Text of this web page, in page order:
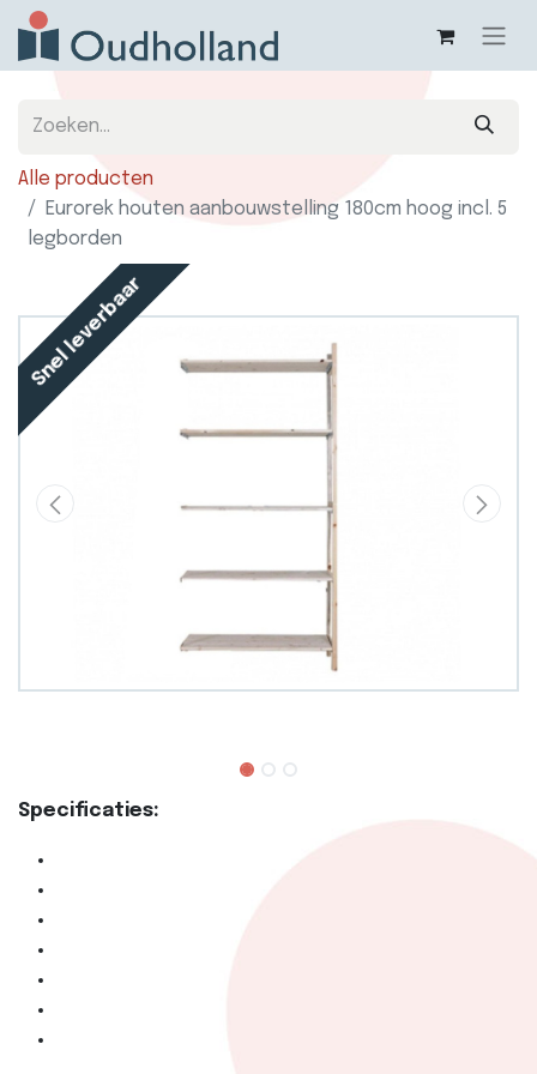
Alle producten
Eurorek houten aanbouwstelling 180cm hoog incl. 5
legborden
Snel leverbaar
Specificaties: